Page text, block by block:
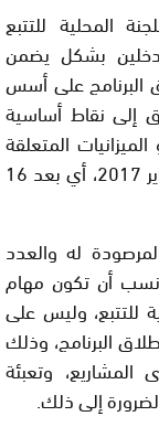
المحلية للتتبع
بشكل يضمن
البرنامج على أسس
إلى نقاط أساسية
المتعلقة
بها، إلا خلال اجتماعها الأول المنعقد في فبراير 2017، أي بعد 16
له والعدد
أن تكون مهام
للتتبع، وليس على
البرنامج، وذلك
المشاريع، وتعبئة
إلى ذلك.